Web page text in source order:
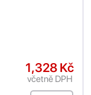
1,328 Kč
včetně DPH